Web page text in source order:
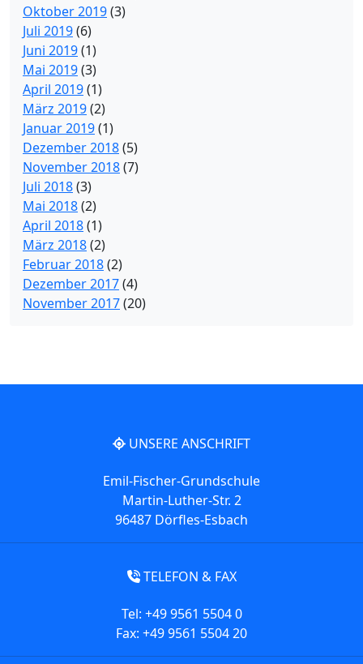
Oktober 2019(3)
Juli 2019(6)
Juni 2019(1)
Mai 2019(3)
April 2019(1)
März 2019(2)
Januar 2019(1)
Dezember 2018(5)
November 2018(7)
Juli 2018(3)
Mai 2018(2)
April 2018(1)
März 2018(2)
Februar 2018(2)
Dezember 2017(4)
November 2017(20)
UNSERE ANSCHRIFT
Emil-Fischer-Grundschule
Martin-Luther-Str. 2
96487 Dörfles-Esbach
TELEFON & FAX
Tel: +49 9561 5504 0
Fax: +49 9561 5504 20